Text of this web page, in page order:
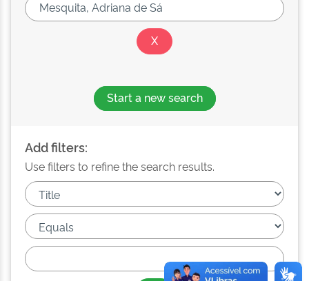
Start a new search
Add filters:
Use filters to refine the search results.